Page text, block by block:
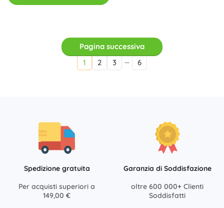
Pagina successiva
1
2 3 … 6
Spedizione gratuita
Per acquisti superiori a
149,00 €
Garanzia di Soddisfazione
oltre 600 000+ Clienti
Soddisfatti